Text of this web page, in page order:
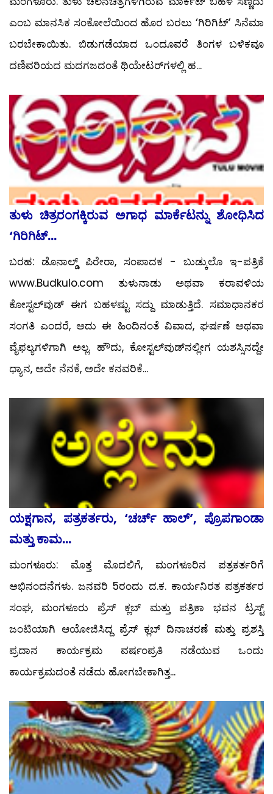
ಎಂಬ ಮಾನಸಿಕ ಸಂಕೋಲೆಯಿಂದ ಹೊರ ಬರಲು ‘ಗಿರಿಗಿಟ್’ ಸಿನೆಮಾ
ಬರಬೇಕಾಯಿತು. ಬಿಡುಗಡೆಯಾದ ಒಂದೂವರೆ ತಿಂಗಳ ಬಳಿಕವೂ
ದಣಿವರಿಯದ ಮದಗಜದಂತೆ ಥಿಯೇಟರ್‌ಗಳಲ್ಲಿ ಹ...
ತುಳು ಚಿತ್ರರಂಗಕ್ಕಿರುವ ಅಗಾಧ ಮಾರ್ಕೆಟನ್ನು ಶೋಧಿಸಿದ
‘ಗಿರಿಗಿಟ್...
ಬರಹ: ಡೊನಾಲ್ಡ್ ಪಿರೇರಾ, ಸಂಪಾದಕ - ಬುಡ್ಕುಲೊ ಇ-ಪತ್ರಿಕೆ
www.Budkulo.com ತುಳುನಾಡು ಅಥವಾ ಕರಾವಳಿಯ
ಕೋಸ್ಟಲ್‍ವುಡ್ ಈಗ ಬಹಳಷ್ಟು ಸದ್ದು ಮಾಡುತ್ತಿದೆ. ಸಮಾಧಾನಕರ
ಸಂಗತಿ ಎಂದರೆ, ಅದು ಈ ಹಿಂದಿನಂತೆ ವಿವಾದ, ಘರ್ಷಣೆ ಅಥವಾ
ವೈಫಲ್ಯಗಳಿಗಾಗಿ ಅಲ್ಲ. ಹೌದು, ಕೋಸ್ಟಲ್‍ವುಡ್‍ನಲ್ಲೀಗ ಯಶಸ್ಸಿನದ್ದೇ
ಧ್ಯಾನ, ಅದೇ ನೆನಕೆ, ಅದೇ ಕನವರಿಕೆ...
ಯಕ್ಷಗಾನ, ಪತ್ರಕರ್ತರು, ‘ಚರ್ಚ್ ಹಾಲ್’, ಪ್ರೊಪಗಾಂಡಾ
ಮತ್ತು ಕಾಮ...
ಮಂಗಳೂರು: ಮೊತ್ತ ಮೊದಲಿಗೆ, ಮಂಗಳೂರಿನ ಪತ್ರಕರ್ತರಿಗೆ
ಅಭಿನಂದನೆಗಳು. ಜನವರಿ 5ರಂದು ದ.ಕ. ಕಾರ್ಯನಿರತ ಪತ್ರಕರ್ತರ
ಸಂಘ, ಮಂಗಳೂರು ಪ್ರೆಸ್ ಕ್ಲಬ್ ಮತ್ತು ಪತ್ರಿಕಾ ಭವನ ಟ್ರಸ್ಟ್
ಜಂಟಿಯಾಗಿ ಆಯೋಜಿಸಿದ್ದ ಪ್ರೆಸ್ ಕ್ಲಬ್ ದಿನಾಚರಣೆ ಮತ್ತು ಪ್ರಶಸ್ತಿ
ಪ್ರದಾನ ಕಾರ್ಯಕ್ರಮ ವರ್ಷಂಪ್ರತಿ ನಡೆಯುವ ಒಂದು
ಕಾರ್ಯಕ್ರಮದಂತೆ ನಡೆದು ಹೋಗಬೇಕಾಗಿತ್ತ...